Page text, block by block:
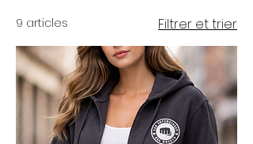
9 articles Filtrer et trier